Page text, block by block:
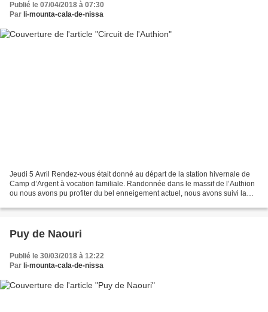
Publié le 07/04/2018 à 07:30
Par li-mounta-cala-de-nissa
Jeudi 5 Avril Rendez-vous était donné au départ de la station hivernale de
Camp d’Argent à vocation familiale. Randonnée dans le massif de l’Authion
ou nous avons pu profiter du bel enneigement actuel, nous avons suivi la
Puy de Naouri
Publié le 30/03/2018 à 12:22
Par li-mounta-cala-de-nissa